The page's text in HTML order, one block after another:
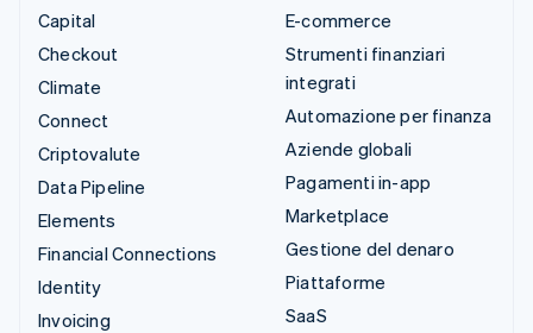
Capital
Checkout
Climate
Connect
Criptovalute
Data Pipeline
Elements
Financial Connections
Identity
Invoicing
E-commerce
Strumenti finanziari
integrati
Automazione per finanza
Aziende globali
Pagamenti in-app
Marketplace
Gestione del denaro
Piattaforme
SaaS